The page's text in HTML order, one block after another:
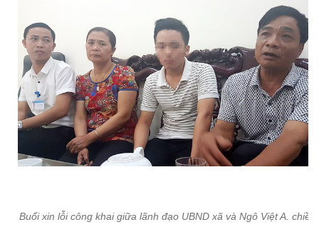
Buổi xin lỗi công khai giữa lãnh đạo UBND xã và Ngô Việt A. chiều